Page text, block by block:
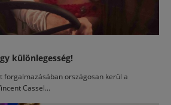
különlegesség!
forgalmazásában országosan kerül a
Cassel...